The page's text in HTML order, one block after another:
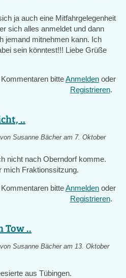
ja auch eine Mitfahrgelegenheit
sich alles anmeldet und dann
jemand mitnehmen kann. Ich
sein könntest!!! Liebe Grüße
bitteAnmelden oder
Registrieren.
..
Susanne Bächeram 7. Oktober
nicht nach Oberndorf komme.
mich Fraktionssitzung.
bitteAnmelden oder
Registrieren.
Tow ..
Susanne Bächeram 13. Oktober
aus Tübingen.